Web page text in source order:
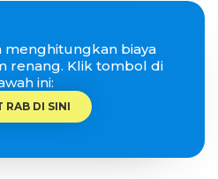
menghitungkan biaya
renang. Klik tombol di
ini:
RAB DI SINI